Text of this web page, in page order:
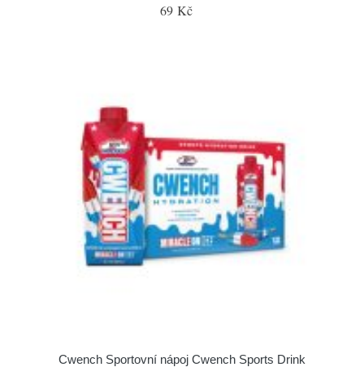
69 Kč
Cwench Sportovní nápoj Cwench Sports Drink